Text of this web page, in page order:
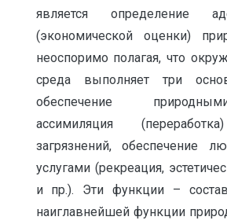
является определение
(экономической оценки)
неоспоримо полагая, что
среда выполняет три
обеспечение
ассимиляция
загрязнений, обеспечение
услугами (рекреация,
и пр.). Эти функции –
наиглавнейшей функции